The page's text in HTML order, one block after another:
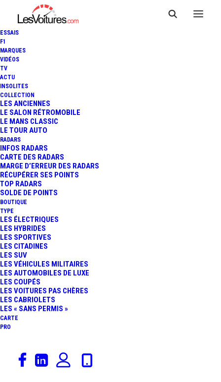
ESSAIS
F1
MARQUES
VIDÉOS
TV
ACTU
INSOLITES
COLLECTION
LES ANCIENNES
LE SALON RÉTROMOBILE
LE MANS CLASSIC
LE TOUR AUTO
RADARS
INFOS RADARS
CARTE DES RADARS
MARGE D’ERREUR DES RADARS
RÉCUPÉRER SES POINTS
TOP RADARS
SOLDE DE POINTS
BOUTIQUE
TYPE
LES ÉLECTRIQUES
LES HYBRIDES
LES SPORTIVES
LES CITADINES
LES SUV
LES VÉHICULES MILITAIRES
LES AUTOMOBILES DE LUXE
LES COUPÉS
LES VOITURES PAS CHÈRES
LES CABRIOLETS
LES « SANS PERMIS »
CARTE
PRO
JAHRE : SÉRIE LIMITÉE
1 Minutes
BMW ne pouvait pas manquer
l’occasion de fêter les 40 ans de sa